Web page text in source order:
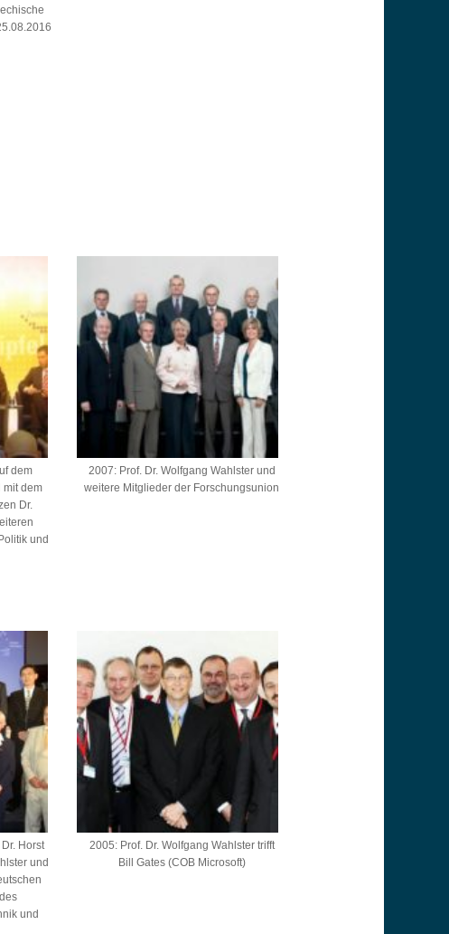
dem
mit dem
Dr.
und
2007: Prof. Dr. Wolfgang Wahlster und
weitere Mitglieder der Forschungsunion
Horst
und
und
2005: Prof. Dr. Wolfgang Wahlster trifft
Bill Gates (COB Microsoft)